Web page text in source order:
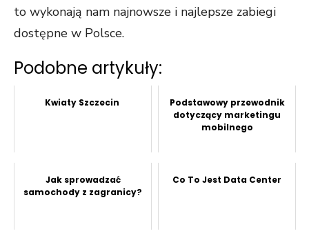
to wykonają nam najnowsze i najlepsze zabiegi
dostępne w Polsce.
Podobne artykuły:
Kwiaty Szczecin
Podstawowy przewodnik
dotyczący marketingu
mobilnego
Jak sprowadzać
samochody z zagranicy?
Co To Jest Data Center